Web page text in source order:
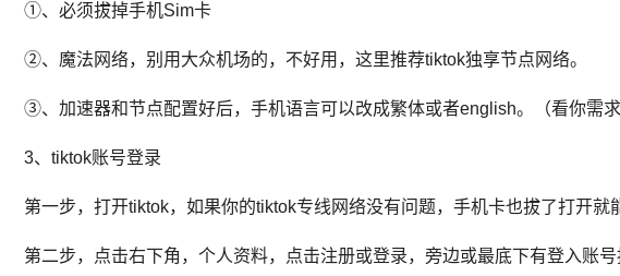
①、必须拔掉手机Sim卡
②、魔法网络，别用大众机场的，不好用，这里推荐tiktok独享节点网络。
③、加速器和节点配置好后，手机语言可以改成繁体或者english。（看你需
3、tiktok账号登录
第一步，打开tiktok，如果你的tiktok专线网络没有问题，手机卡也拔了打开就
第二步，点击右下角，个人资料，点击注册或登录，旁边或最底下有登入账号